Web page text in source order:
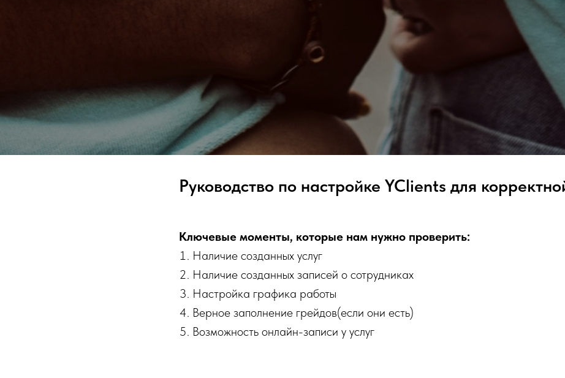
Руководство по настройке YClients для
Ключевые моменты, которые нам нужно проверить:
Наличие созданных услуг
Наличие созданных записей о сотрудниках
Настройка графика работы
Верное заполнение грейдов(если они есть)
Возможность онлайн-записи у услуг